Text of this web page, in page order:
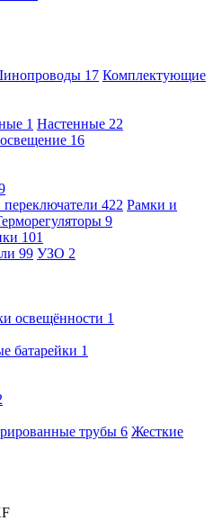
17 Комплектующие
1 Настенные 22
16
422 Рамки и
9
101
99 УЗО 2
освещённости 1
батарейки 1
трубы 6 Жесткие